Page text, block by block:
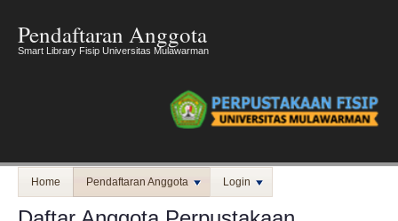
Pendaftaran Anggota
Smart Library Fisip Universitas Mulawarman
Home Pendaftaran Anggota Login